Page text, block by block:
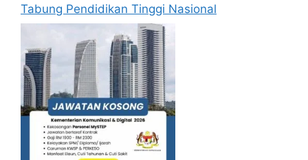
Tabung Pendidikan Tinggi Nasional